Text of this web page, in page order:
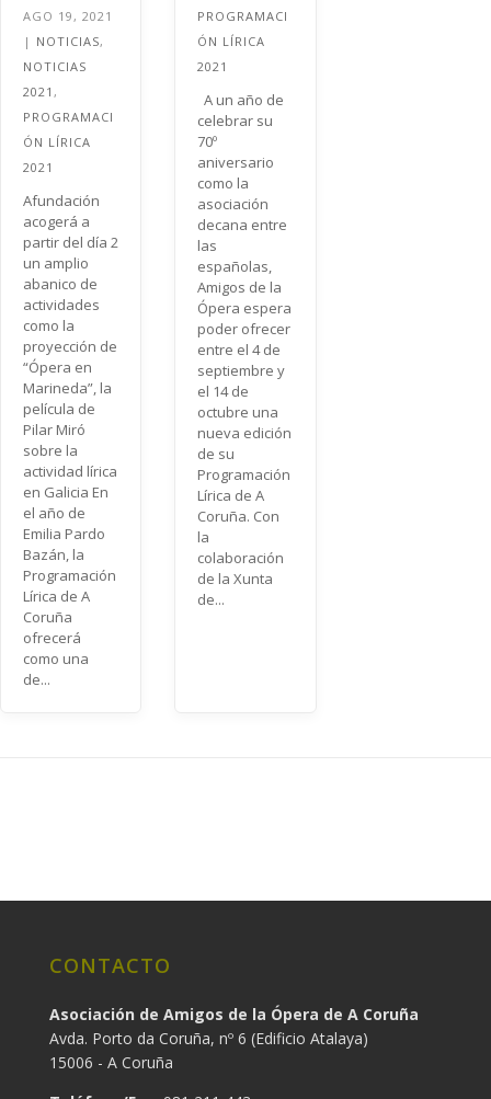
AGO 19, 2021
| NOTICIAS,
NOTICIAS
2021 ,
PROGRAMACI
ÓN LÍRICA
2021
Afundación
acogerá a
partir del día 2
un amplio
abanico de
actividades
como la
proyección de
“Ópera en
Marineda”, la
película de
Pilar Miró
sobre la
actividad lírica
en Galicia En
el año de
Emilia Pardo
Bazán, la
Programación
Lírica de A
Coruña
ofrecerá
como una
de...
PROGRAMACI
ÓN LÍRICA
2021
A un año de
celebrar su
70º
aniversario
como la
asociación
decana entre
las
españolas,
Amigos de la
Ópera espera
poder ofrecer
entre el 4 de
septiembre y
el 14 de
octubre una
nueva edición
de su
Programación
Lírica de A
Coruña. Con
la
colaboración
de la Xunta
de...
CONTACTO
Asociación de Amigos de la Ópera de A Coruña
Avda. Porto da Coruña, nº 6 (Edificio Atalaya)
15006 - A Coruña